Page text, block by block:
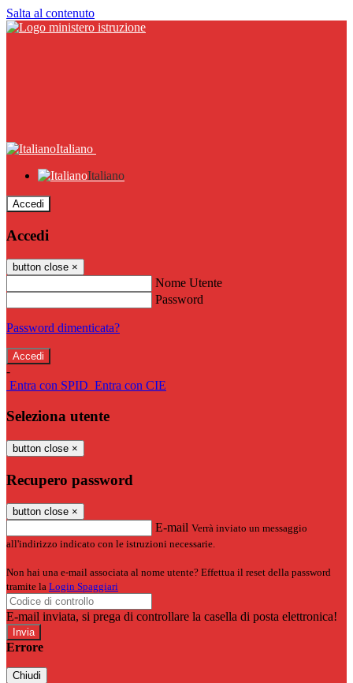
Salta al contenuto
Italiano
Italiano
Accedi
Accedi
button close ×
Nome Utente
Password
Password dimenticata?
-
Entra con SPID Entra con CIE
Seleziona utente
button close ×
Recupero password
button close ×
E-mail Verrà inviato un messaggio
all'indirizzo indicato con le istruzioni necessarie.
Non hai una e-mail associata al nome utente? Effettua il reset della password
tramite la Login Spaggiari
E-mail inviata, si prega di controllare la casella di posta elettronica!
Errore
Chiudi